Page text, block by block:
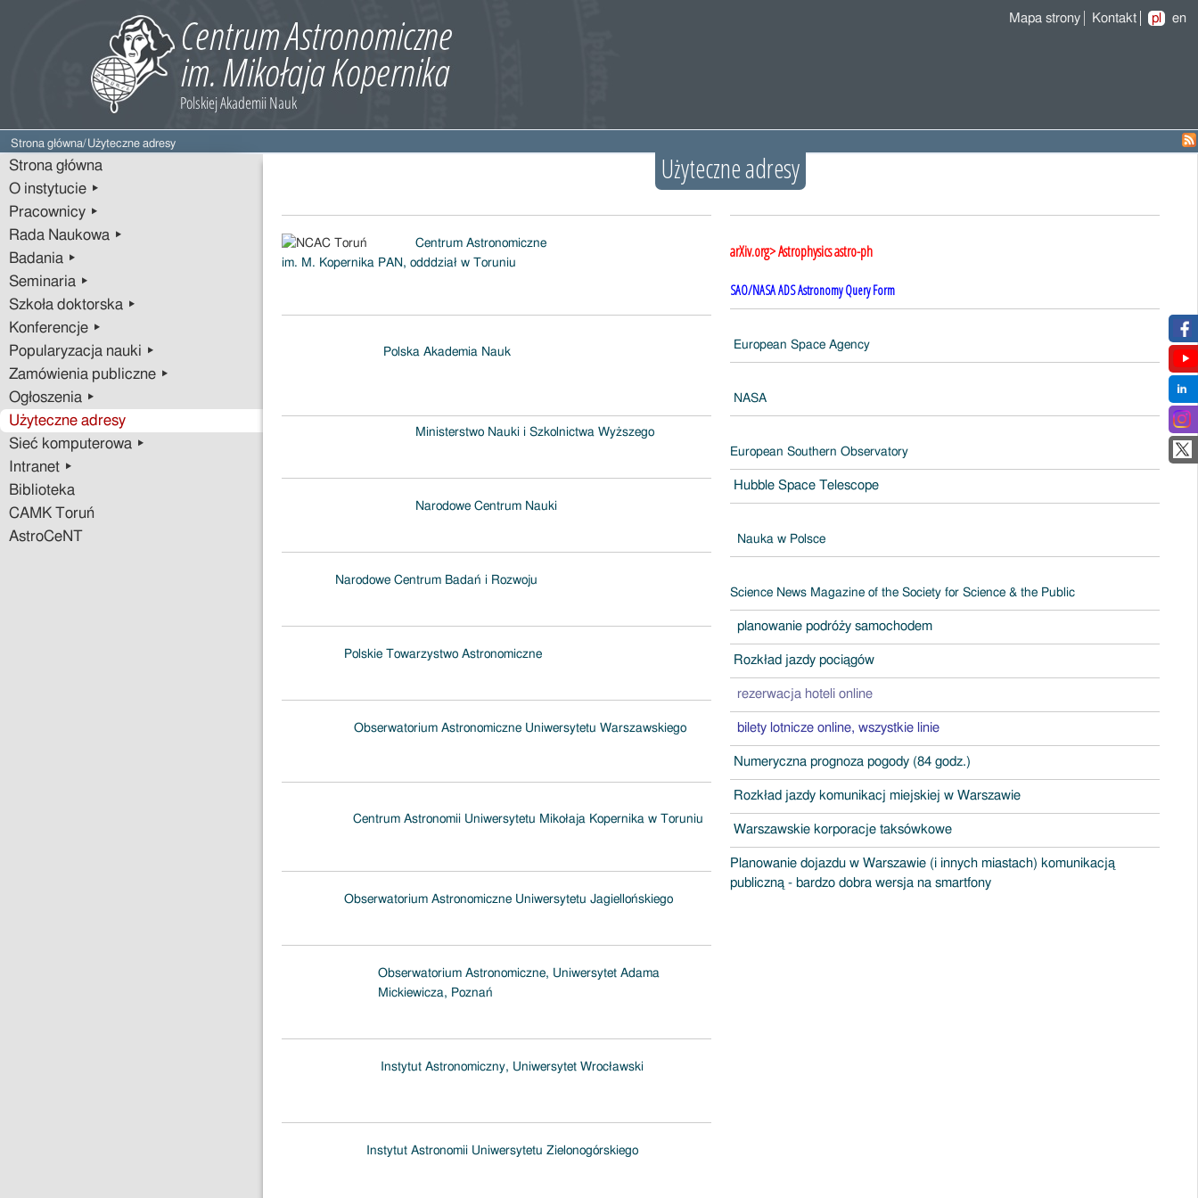
Mapa strony Kontakt pl en
Strona główna/Użyteczne adresy
Strona główna
O instytucie ▸
Pracownicy ▸
Rada Naukowa ▸
Badania ▸
Seminaria ▸
Szkoła doktorska ▸
Konferencje ▸
Popularyzacja nauki ▸
Zamówienia publiczne ▸
Ogłoszenia ▸
Użyteczne adresy
Sieć komputerowa ▸
Intranet ▸
Biblioteka
CAMK Toruń
AstroCeNT
Użyteczne adresy
Centrum Astronomiczne
im. M. Kopernika PAN, odddział w Toruniu
Polska Akademia Nauk
Ministerstwo Nauki i Szkolnictwa Wyższego
Narodowe Centrum Nauki
Narodowe Centrum Badań i Rozwoju
Polskie Towarzystwo Astronomiczne
Obserwatorium Astronomiczne Uniwersytetu Warszawskiego
Centrum Astronomii Uniwersytetu Mikołaja Kopernika w Toruniu
Obserwatorium Astronomiczne Uniwersytetu Jagiellońskiego
Obserwatorium Astronomiczne, Uniwersytet Adama
Mickiewicza, Poznań
Instytut Astronomiczny, Uniwersytet Wrocławski
Instytut Astronomii Uniwersytetu Zielonogórskiego
arXiv.org> Astrophysics astro-ph
SAO/NASA ADSAstronomy Query Form
European Space Agency
NASA
European Southern Observatory
Hubble Space Telescope
Nauka w Polsce
Science News Magazine of the Society for Science & the Public
planowanie podróży samochodem
Rozkład jazdy pociągów
rezerwacja hoteli online
bilety lotnicze online, wszystkie linie
Numeryczna prognoza pogody (84 godz.)
Rozkład jazdy komunikacj miejskiej w Warszawie
Warszawskie korporacje taksówkowe
Planowanie dojazdu w Warszawie (i innych miastach) komunikacją
publiczną - bardzo dobra wersja na smartfony